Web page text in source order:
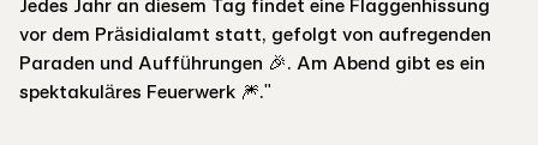
Jedes Jahr an diesem Tag findet eine Flaggenhissung
vor dem Präsidialamt statt, gefolgt von aufregenden
Paraden und Aufführungen 🎉. Am Abend gibt es ein
spektakuläres Feuerwerk 🎆."